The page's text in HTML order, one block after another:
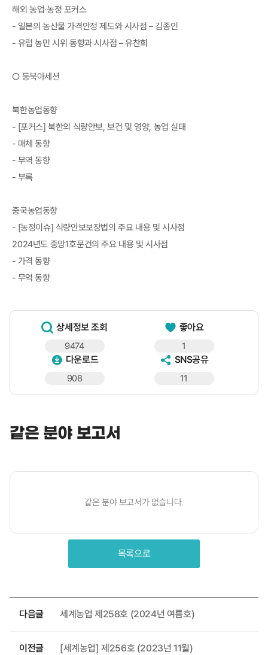
해외 농업·농정 포커스
- 일본의 농산물 가격안정 제도와 시사점 – 김종인
- 유럽 농민 시위 동향과 시사점 – 유찬희
○ 동북아세션
북한농업동향
- [포커스] 북한의 식량안보, 보건 및 영양, 농업 실태
- 매체 동향
- 무역 동향
- 부록
중국농업동향
- [농정이슈] 식량안보보장법의 주요 내용 및 시사점
2024년도 중앙1호문건의 주요 내용 및 시사점
- 가격 동향
- 무역 동향
상세정보 조회
9474
좋아요
1
다운로드
908
SNS공유
11
같은 분야 보고서
같은 분야 보고서가 없습니다.
목록으로
다음글 세계농업 제258호 (2024년 여름호)
이전글 [세계농업] 제256호 (2023년 11월)